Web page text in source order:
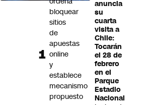
CNN tiempo
Futuro 360
anuncia
su
cuarta
visita a
Chile:
Tocarán
el 28 de
febrero
en el
Parque
Estadio
Nacional
bloquear
sitios
de
apuestas
online
y
establece
mecanismo
propuesto